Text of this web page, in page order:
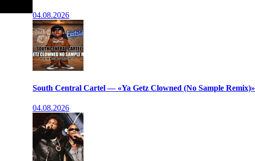
04.08.2026
South Central Cartel — «Ya Getz Clowned (No Sample Remix)»
04.08.2026